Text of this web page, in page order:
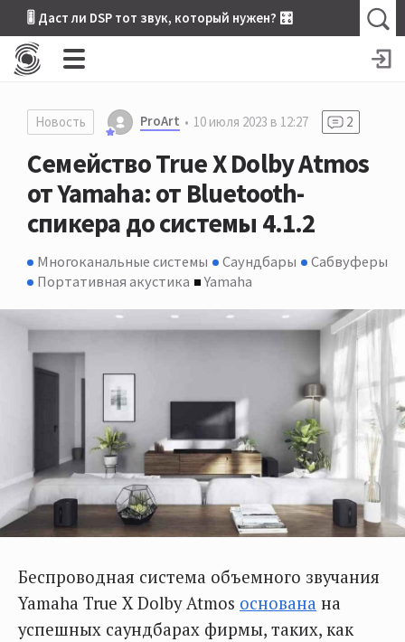
🎚 Даст ли DSP тот звук, который нужен? 🎛
Новость ProArt 10 июля 2023 в 12:27 2
Семейство True X Dolby Atmos
от Yamaha: от Bluetooth-
спикера до системы 4.1.2
Многоканальные системы Саундбары
Сабвуферы
Портативная акустика
Yamaha
Беспроводная система объемного звучания
Yamaha True X Dolby Atmos основана на
успешных саундбарах фирмы, таких, как